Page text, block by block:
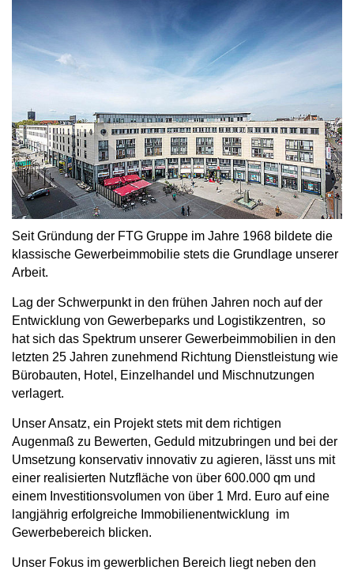
Seit Gründung der FTG Gruppe im Jahre 1968 bildete die
klassische Gewerbeimmobilie stets die Grundlage unserer
Arbeit.
Lag der Schwerpunkt in den frühen Jahren noch auf der
Entwicklung von Gewerbeparks und Logistikzentren, so
hat sich das Spektrum unserer Gewerbeimmobilien in den
letzten 25 Jahren zunehmend Richtung Dienstleistung wie
Bürobauten, Hotel, Einzelhandel und Mischnutzungen
verlagert.
Unser Ansatz, ein Projekt stets mit dem richtigen
Augenmaß zu Bewerten, Geduld mitzubringen und bei der
Umsetzung konservativ innovativ zu agieren, lässt uns mit
einer realisierten Nutzfläche von über 600.000 qm und
einem Investitionsvolumen von über 1 Mrd. Euro auf eine
langjährig erfolgreiche Immobilienentwicklung im
Gewerbebereich blicken.
Unser Fokus im gewerblichen Bereich liegt neben den